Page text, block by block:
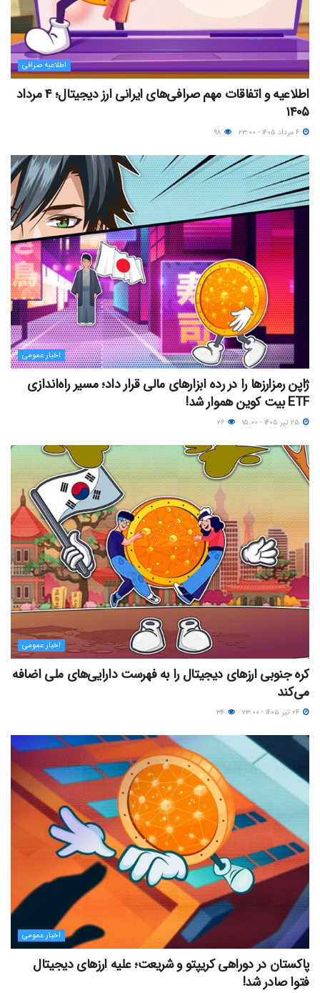
اطلاعیه صرافی
اطلاعیه و اتفاقات مهم صرافی‌های ایرانی ارز دیجیتال؛ ۴ مرداد
۱۴۰۵
اخبار عمومی
ژاپن رمزارزها را در رده ابزارهای مالی قرار داد؛ مسیر راه‌اندازی
ETF بیت کوین هموار شد!
اخبار عمومی
کره جنوبی ارزهای دیجیتال را به فهرست دارایی‌های ملی اضافه
می‌کند
اخبار عمومی
پاکستان در دوراهی کریپتو و شریعت؛ علیه ارزهای دیجیتال
فتوا صادر شد!